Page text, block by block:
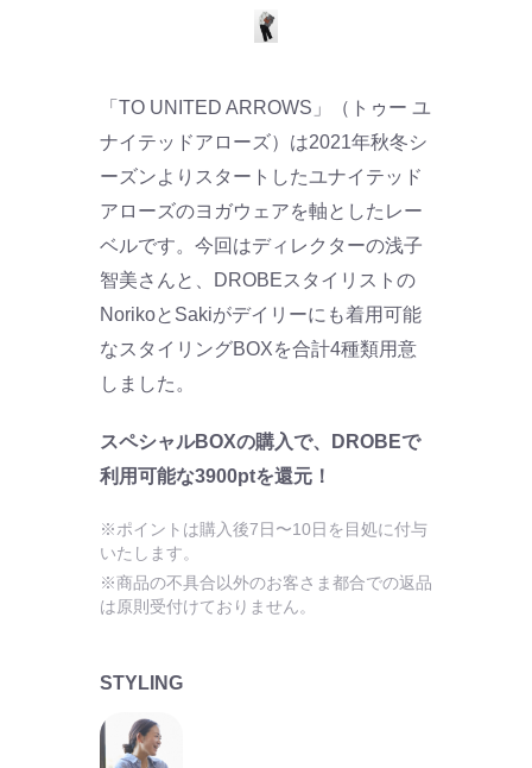
「TO UNITED ARROWS」（トゥー ユ
ナイテッドアローズ）は2021年秋冬シ
ーズンよりスタートしたユナイテッド
アローズのヨガウェアを軸としたレー
ベルです。今回はディレクターの浅子
智美さんと、DROBEスタイリストの
NorikoとSakiがデイリーにも着用可能
なスタイリングBOXを合計4種類用意
しました。
スペシャルBOXの購入で、DROBEで
利用可能な3900ptを還元！
※ポイントは購入後7日〜10日を目処に付与
いたします。
※商品の不具合以外のお客さま都合での返品
は原則受付けておりません。
STYLING